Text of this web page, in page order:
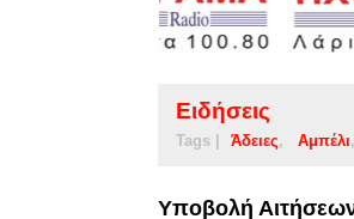
Ειδήσεις
Tags | Άδειες Αμπέλι
Υποβολή